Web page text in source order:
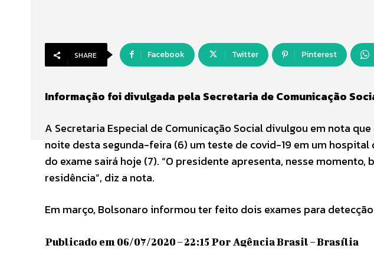
SHARE Facebook Twitter Pinterest
Informação foi divulgada pela Secretaria de Comunicação
A Secretaria Especial de Comunicação Social divulgou em nota
noite desta segunda-feira (6) um teste de covid-19 em um hospital
do exame sairá hoje (7). “O presidente apresenta, nesse momento,
residência”, diz a nota.
Em março, Bolsonaro informou ter feito dois exames para
Publicado em 06/07/2020 – 22:15 Por Agência Brasil – Brasília